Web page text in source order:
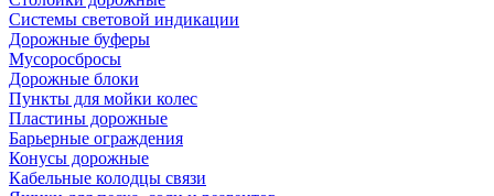
Системы световой индикации
Дорожные буферы
Мусоросбросы
Дорожные блоки
Пункты для мойки колес
Пластины дорожные
Барьерные ограждения
Конусы дорожные
Кабельные колодцы связи